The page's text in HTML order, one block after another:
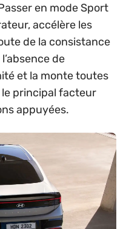
en mode Sport
accélère les
de la consistance
de
et la monte toutes
principal facteur
appuyées.